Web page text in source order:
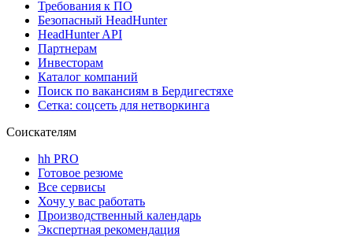
Требования к ПО
Безопасный HeadHunter
HeadHunter API
Партнерам
Инвесторам
Каталог компаний
Поиск по вакансиям в Бердигестяхе
Сетка: соцсеть для нетворкинга
Соискателям
hh PRO
Готовое резюме
Все сервисы
Хочу у вас работать
Производственный календарь
Экспертная рекомендация